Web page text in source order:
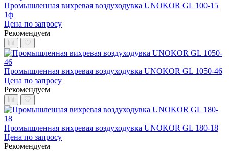
Промышленная вихревая воздуходувка UNOKOR GL 100-15
1ф
Цена по запросу
Рекомендуем
Промышленная вихревая воздуходувка UNOKOR GL 1050-46
Цена по запросу
Рекомендуем
Промышленная вихревая воздуходувка UNOKOR GL 180-18
Цена по запросу
Рекомендуем